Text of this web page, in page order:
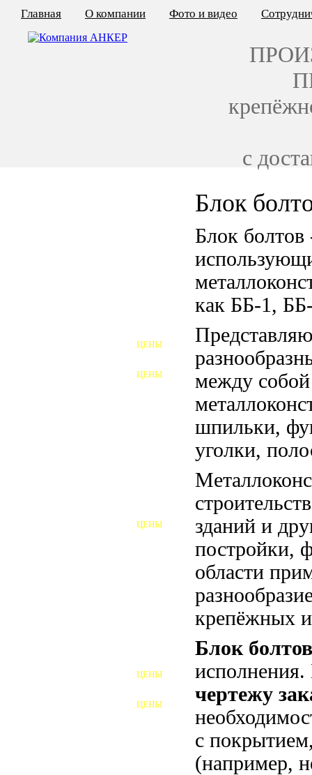
Блок
Блок
как ББ-1,
между
шпильки,
уголки,
зданий и
постройки,
области
крепёжных
Блок болтов
чертежу
с
(например,
ЦЕНЫ
ЦЕНЫ
ШАЙБЫ ФУНДАМЕНТНЫЕ
ЦЕНЫ
ЦЕНЫ
ЦЕНЫ
Главная О компании Фото и видео
с